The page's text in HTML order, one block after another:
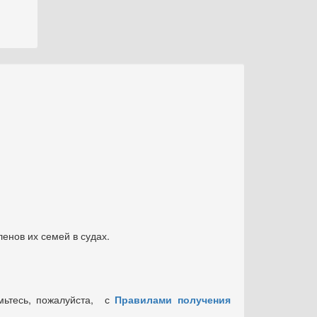
их семей в судах.
пожалуйста, с Правилами получения